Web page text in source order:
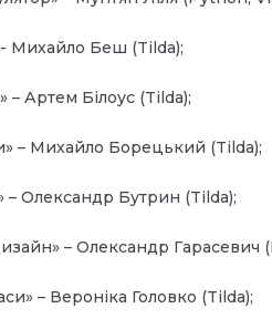
Михайло Беш (Tilda);
– Артем Білоус (Tilda);
– Михайло Борецький (Tilda);
– Олександр Бутрин (Tilda);
– Олександр Гарасевич
– Вероніка Головко (Tilda);